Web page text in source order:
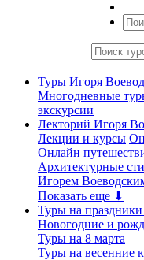
Туры Игоря
Многодневные
экскурсии
Лекторий Игоря
Лекции и курсы
Онлайн
Архитектурные
Игорем
Показать еще ⬇
Туры на
Новогодние и
Туры на 8 марта
Туры на весенние